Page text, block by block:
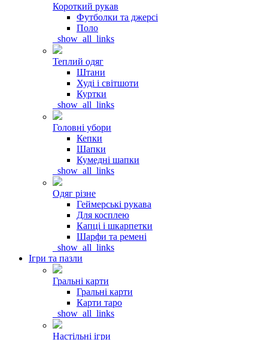
Короткий рукав
Футболки та джерсі
Поло
_show_all_links
Теплий одяг
Штани
Худі і світшоти
Куртки
_show_all_links
Головні убори
Кепки
Шапки
Кумедні шапки
_show_all_links
Одяг різне
Геймерські рукава
Для косплею
Капці і шкарпетки
Шарфи та ремені
_show_all_links
Ігри та пазли
Гральні карти
Гральні карти
Карти таро
_show_all_links
Настільні ігри